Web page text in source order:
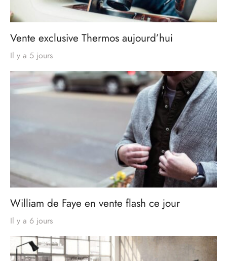
Vente exclusive Thermos aujourd’hui
Il y a 5 jours
William de Faye en vente flash ce jour
Il y a 6 jours